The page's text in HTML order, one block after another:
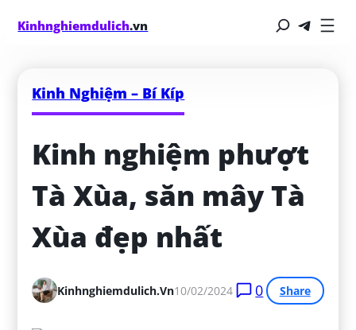
Kinhnghiemdulich.vn
Kinh Nghiệm – Bí Kíp
Kinh nghiệm phượt
Tà Xùa, săn mây Tà
Xùa đẹp nhất
Kinhnghiemdulich.vn10/02/2024 0 Share